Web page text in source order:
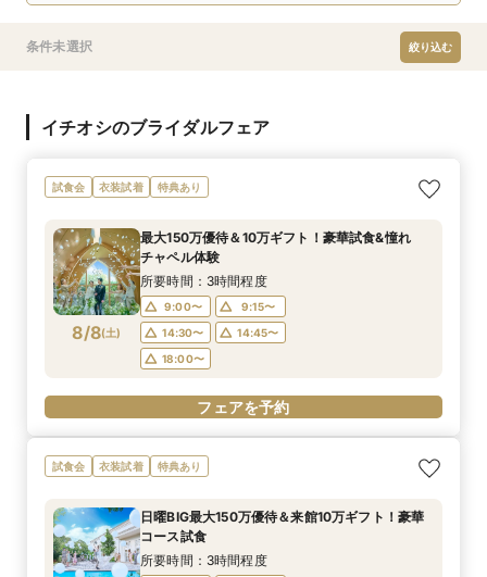
条件未選択 絞り込む
イチオシのブライダルフェア
試食会 衣装試着 特典あり
8/8(土)
最大150万優待＆10万ギフト！豪華試食&憧れ
チャペル体験
所要時間：3時間程度
9:00〜
9:15〜
14:30〜
14:45〜
18:00〜
フェアを予約
試食会 衣装試着 特典あり
日曜BIG最大150万優待＆来館10万ギフト！豪華
コース試食
所要時間：3時間程度